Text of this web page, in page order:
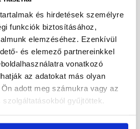
és hirdetések személyre
funkciók biztosításához,
elemzéséhez. Ezenkívül
és elemező partnereinkkel
vonatkozó
az adatokat más olyan
adott meg számukra vagy az
gyűjtöttek.
Megnézem